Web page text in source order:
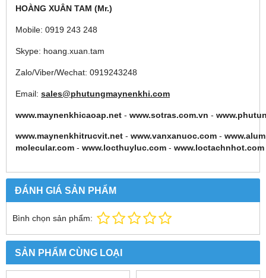
HOÀNG XUÂN TAM (Mr.)
Mobile: 0919 243 248
Skype: hoang.xuan.tam
Zalo/Viber/Wechat: 0919243248
Email: sales@phutungmaynenkhi.com
www.maynenkhicaoap.net - www.sotras.com.vn -
www.maynenkhitrucvit.net - www.vanxanuoc.com -
molecular.com - www.locthuyluc.com - www.loctachnhot.com
ĐÁNH GIÁ SẢN PHẨM
Bình chọn sản phẩm:
SẢN PHẨM CÙNG LOẠI